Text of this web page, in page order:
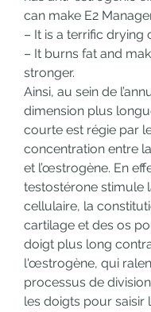
can make E2
– It is a terrific drying
– It burns fat and
stronger.
Ainsi, au sein de
dimension plus
courte est régie par
concentration entre
et l’œstrogène. En
testostérone stimule
cellulaire, la
cartilage et des os
doigt plus long
l'œstrogène, qui
processus de
les doigts pour saisir